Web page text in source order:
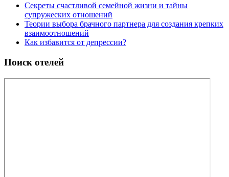
Секреты счастливой семейной жизни и тайны
супружеских отношений
Теории выбора брачного партнера для создания крепких
взаимоотношений
Как избавится от депрессии?
Поиск отелей